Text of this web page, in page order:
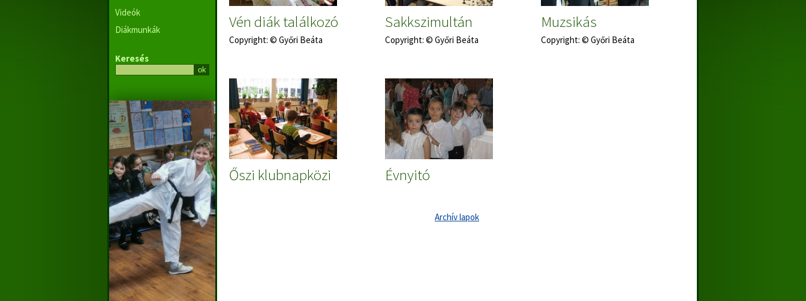
Videók
Diákmunkák
Keresés
Vén diák találkozó
Copyright: © Győri Beáta
Sakkszimultán
Copyright: © Győri Beáta
Muzsikás
Copyright: © Győri Beáta
Őszi klubnapközi Évnyitó
Archív lapok